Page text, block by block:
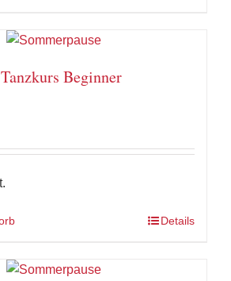
Beginner
Details